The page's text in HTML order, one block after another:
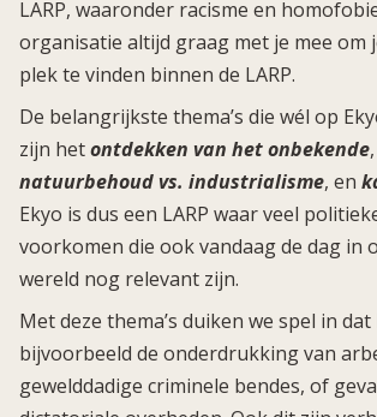
LARP, waaronder racisme en
organisatie altijd graag met je mee om
plek te vinden binnen de LARP.
De belangrijkste thema’s die wél op
zijn hetontdekken van het onbekende,
natuurbehoud vs. industrialisme, en
Ekyo is dus een LARP waar veel
voorkomen die ook vandaag de dag in
wereld nog relevant zijn.
Met deze thema’s duiken we spel in
bijvoorbeeld de onderdrukking van
gewelddadige criminele bendes, of